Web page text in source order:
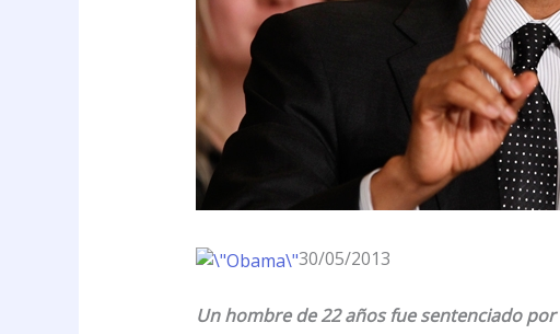
30/05/2013
Un hombre de 22 años fue sentenciado por